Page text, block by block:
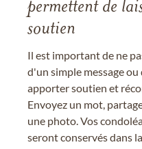
permettent de
soutien
Il est important de ne
d'un simple message
apporter soutien et
Envoyez un mot,
une photo. Vos
seront conservés dans